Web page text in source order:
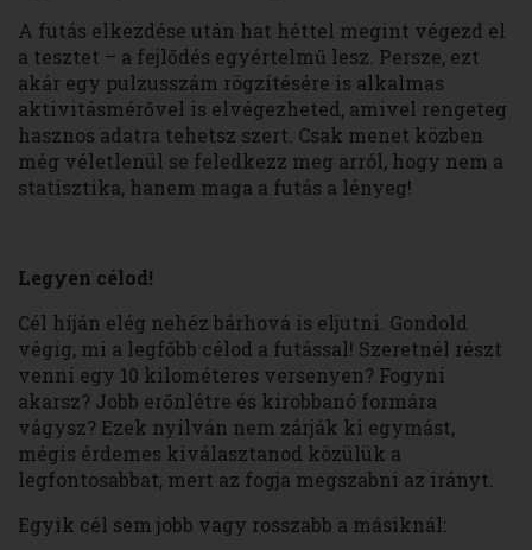
A futás elkezdése után hat héttel megint végezd el
a tesztet – a fejlődés egyértelmű lesz. Persze, ezt
akár egy pulzusszám rögzítésére is alkalmas
aktivitásmérővel is elvégezheted, amivel rengeteg
hasznos adatra tehetsz szert. Csak menet közben
még véletlenül se feledkezz meg arról, hogy nem a
statisztika, hanem maga a futás a lényeg!
Legyen célod!
Cél híján elég nehéz bárhová is eljutni. Gondold
végig, mi a legfőbb célod a futással! Szeretnél részt
venni egy 10 kilométeres versenyen? Fogyni
akarsz? Jobb erőnlétre és kirobbanó formára
vágysz? Ezek nyilván nem zárják ki egymást,
mégis érdemes kiválasztanod közülük a
legfontosabbat, mert az fogja megszabni az irányt.
Egyik cél sem jobb vagy rosszabb a másiknál: